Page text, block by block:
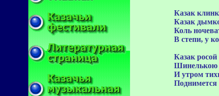
Казак
Казак
Коль
В степи, у
Казак росой
Шинелькою
И утром
Поднимется